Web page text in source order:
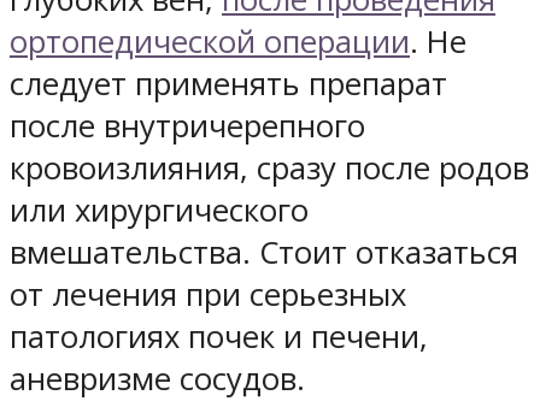
ортопедической операции. Не
следует применять препарат
после внутричерепного
кровоизлияния, сразу после родов
или хирургического
вмешательства. Стоит отказаться
от лечения при серьезных
патологиях почек и печени,
аневризме сосудов.